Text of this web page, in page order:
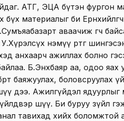
АТГ, ЭЦА бүтэн фургон
бүх материалыг би
аваачиж өгч
нэмүү өртөг
анхаарч ажиллах болно
Б.Энхбаяр аа, одоо яах
баяжуулах, боловсруулах
дээ. Ажилгүйдэл ядуурлыг
шүү. Би буруу зүйл
тавихад хийх боломжтой